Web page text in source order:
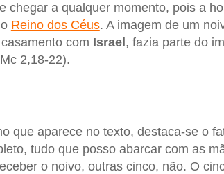
chegar a qualquer momento, pois a
Reino dos Céus. A imagem de um
com Israel , fazia parte do
2,18-22).
que aparece no texto, destaca-se o
tudo que posso abarcar com as
o noivo, outras cinco, não. O